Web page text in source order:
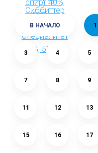
В НАЧАЛО 1
3 4 5
7 8 9
11 12 13
15 16 17